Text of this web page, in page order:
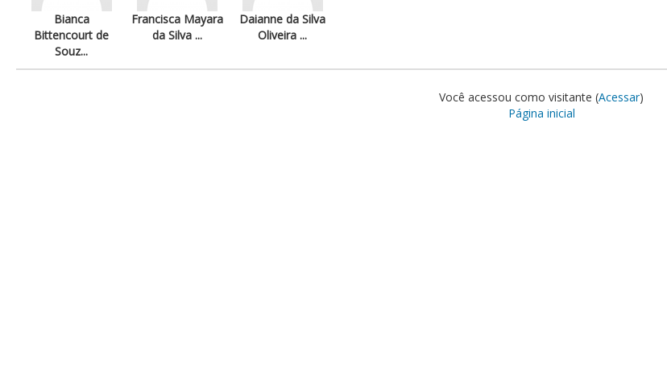
Bianca
Bittencourt de
Souz...
Francisca Mayara
da Silva ...
Daianne da Silva
Oliveira ...
Você acessou como visitante (Acessar)
Página inicial